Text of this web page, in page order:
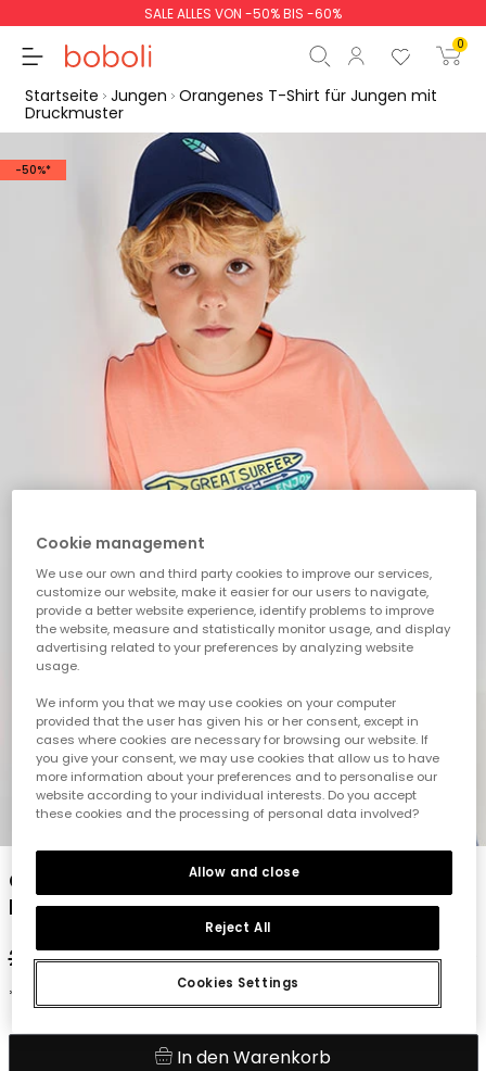
SALE ALLES VON -50% BIS -60%
0
Zwischensumme
Gesamtbetrag
weiter
Startseite Jungen Orangenes T-Shirt für Jungen mit
Druckmuster
-50%*
2 3 4 5
Orangenes T-Shirt für Jungen mit
Druckmuster
22,95 € 11,45 €
*Rabatt auf den Saisonpreis angewendet
In den Warenkorb
Cookie management
We use our own and third party cookies to improve our services,
customize our website, make it easier for our users to navigate,
provide a better website experience, identify problems to improve
the website, measure and statistically monitor usage, and display
advertising related to your preferences by analyzing website
usage.
We inform you that we may use cookies on your computer
provided that the user has given his or her consent, except in
cases where cookies are necessary for browsing our website. If
you give your consent, we may use cookies that allow us to have
more information about your preferences and to personalise our
website according to your individual interests. Do you accept
these cookies and the processing of personal data involved?
Cookies Settings
Reject All
Allow and close